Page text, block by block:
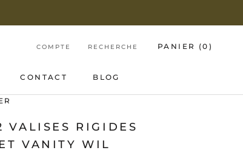
CONTACT
BLOG
COMPTE RECHERCHE PANIER (0 )
VALISES RIGIDES
VANITY WIL